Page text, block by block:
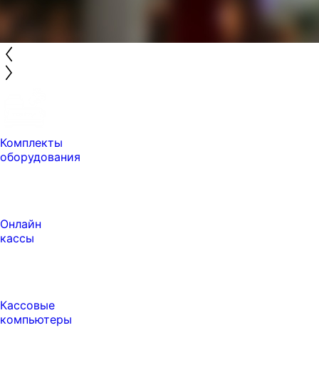
Комплекты
оборудования
Онлайн
кассы
Кассовые
компьютеры